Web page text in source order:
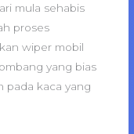
mula sehabis
proses
wiper mobil
yang bias
pada kaca yang